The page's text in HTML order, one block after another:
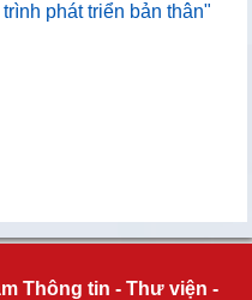
phát triển bản thân"
Thông tin - Thư viện -